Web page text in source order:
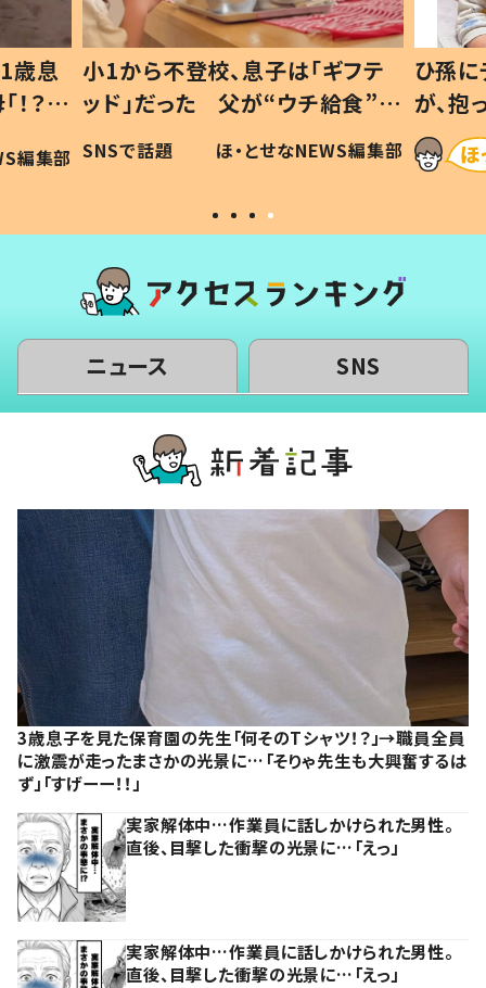
フテ
食”を
編集部
ひ孫にデレデレな80歳じいじ
が、抱っこすると…ひ孫の反応に
「涙が出ました」「可愛くて仕方な
い」
ほ・とせなNEWS編集部
ニュース SNS
3歳息子を見た保育園の先生「何そのTシャツ！？」→職員全員
に激震が走ったまさかの光景に…「そりゃ先生も大興奮するは
ず」「すげーー！！」
実家解体中…作業員に話しかけられた男性。
直後、目撃した衝撃の光景に…「えっ」
実家解体中…作業員に話しかけられた男性。
直後、目撃した衝撃の光景に…「えっ」